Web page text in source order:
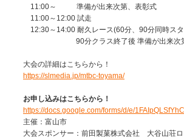
11:00～ 準備が出来次第、表彰式
11:00～12:00 試走
12:30～14:00 耐久レース(60分、90分同時ス
90分クラス終了後 準備が出来次第
大会の詳細はこちらから！
https://slmedia.jp/mtbc-toyama/
お申し込みはこちらから！
https://docs.google.com/forms/d/e/
主催：富山市
大会スポンサー：前田製菓株式会社 大谷山荘